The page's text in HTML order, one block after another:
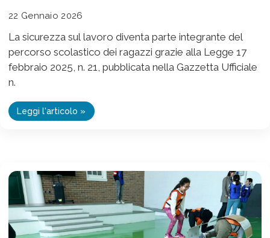
22 Gennaio 2026
La sicurezza sul lavoro diventa parte integrante del
percorso scolastico dei ragazzi grazie alla Legge 17
febbraio 2025, n. 21, pubblicata nella Gazzetta Ufficiale
n.
Leggi l'articolo »